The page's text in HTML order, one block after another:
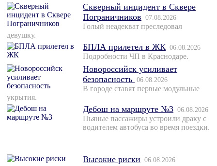
Скверный инцидент в Сквере
Пограничников 07.08.2026
Голый неадекват преследовал
девушку.
БПЛА прилетел в ЖК 06.08.2026
Подробности ЧП в Краснодаре.
Новороссийск усиливает
безопасность 06.08.2026
В городе ставят первые модульные
укрытия.
Дебош на маршруте №3 06.08.2026
Пьяные пассажиры устроили драку с
водителем автобуса во время поездки.
Высокие риски 06.08.2026